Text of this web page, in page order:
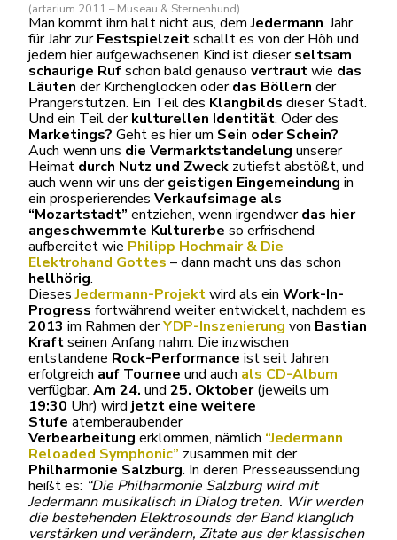
(artarium 2011 – Museau & Sternenhund)
Man kommt ihm halt nicht aus, demJedermann. Jahr
für Jahr zurFestspielzeitschallt es von der Höh und
jedem hier aufgewachsenen Kind ist dieserseltsam
schaurige Rufschon bald genauso vertrautwie das
Läuten der Kirchenglocken oderdas Böllern der
Prangerstutzen. Ein Teil des Klangbilds dieser Stadt.
Und ein Teil derkulturellen Identität. Oder des
Marketings? Geht es hier um Sein oder Schein?
Auch wenn uns die Vermarktstandelung unserer
Heimat durch Nutz und Zweck zutiefst abstößt, und
auch wenn wir uns dergeistigen Eingemeindung in
ein prosperierendes Verkaufsimage als
“Mozartstadt” entziehen, wenn irgendwerdas hier
angeschwemmte Kulturerbe so erfrischend
aufbereitet wie Philipp Hochmair & Die
Elektrohand Gottes – dann macht uns das schon
hellhörig.
DiesesJedermann-Projektwird als ein Work-In-
Progress fortwährend weiter entwickelt, nachdem es
2013 im Rahmen derYDP-Inszenierung von Bastian
Kraftseinen Anfang nahm. Die inzwischen
entstandene Rock-Performance ist seit Jahren
erfolgreich auf Tournee und auch als CD-Album
verfügbar. Am 24. und 25. Oktober(jeweils um
19:30 Uhr) wird jetzt eine weitere
Stufe atemberaubender
Verbearbeitung erklommen, nämlich “Jedermann
Reloaded Symphonic” zusammen mit der
Philharmonie Salzburg. In deren Presseaussendung
heißt es: “Die Philharmonie Salzburg wird mit
Jedermann musikalisch in Dialog treten. Wir werden
die bestehenden Elektrosounds der Band klanglich
verstärken und verändern, Zitate aus der klassischen